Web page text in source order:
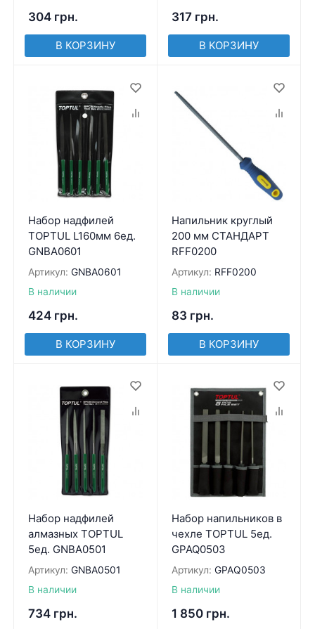
304 грн.
В КОРЗИНУ
317 грн.
В КОРЗИНУ
Набор надфилей
TOPTUL L160мм 6ед.
GNBA0601
Артикул: GNBA0601
В наличии
424 грн.
В КОРЗИНУ
Напильник круглый
200 мм СТАНДАРТ
RFF0200
Артикул: RFF0200
В наличии
83 грн.
В КОРЗИНУ
Набор надфилей
алмазных TOPTUL
5ед. GNBA0501
Артикул: GNBA0501
В наличии
734 грн.
Набор напильников в
чехле TOPTUL 5ед.
GPAQ0503
Артикул: GPAQ0503
В наличии
1 850 грн.